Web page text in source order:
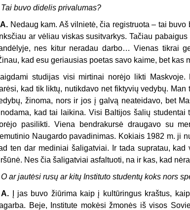
buvo didelis privalumas?
A. Nedaug kam. Aš vilnietė, čia registruota – tai
ar vėliau viskas susitvarkys. Tačiau
nes kitur neradau darbo… Vienas tikrai
kad esu geriausias poetas savo kaime, bet kas
studijas visi mirtinai norėjo likti
kad tik liktų, nutikdavo net fiktyvių vedybų.
žinoma, nors ir jos į galvą neateidavo, bet
kad tai laikina. Visi Baltijos šalių
pasilikti. Viena bendrakursė draugavo su
Naugardo pavadinimas. Kokiais 1982 m. ji
ten dar mediniai šaligatviai. Ir tada supratau,
Nes čia šaligatviai asfaltuoti, na ir kas, kad
ar jautėsi rusų ar kitų Instituto studentų koks nors
A. Į jas buvo žiūrima kaip į kultūringus kraštus,
Beje, Institute mokėsi žmonės iš visos